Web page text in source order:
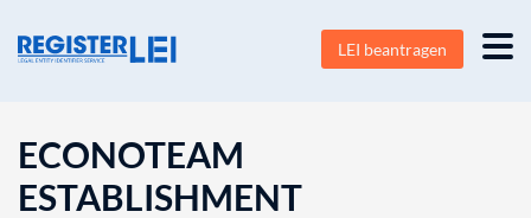
LEI beantragen
ECONOTEAM
ESTABLISHMENT